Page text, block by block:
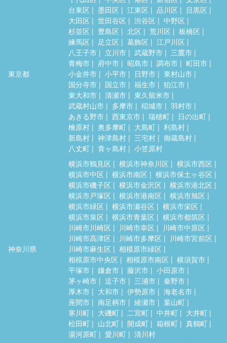
東京都
台東区
墨田区 江東区 品川区
目黒区
大田区
世田谷区 渋谷区
中野区
杉並区
豊島区 北区 荒川区
板橋区
練馬区
足立区 葛飾区
江戸川区
八王子市
立川市 武蔵野市
三鷹市
青梅市
府中市 昭島市 調布市
町田市
小金井市
小平市 日野市
東村山市
国分寺市
国立市 福生市
狛江市
東大和市
清瀬市
東久留米市
武蔵村山市
多摩市 稲城市
羽村市
あきる野市
西東京市 瑞穂町
日の出町
檜原村
奥多摩町 大島町
利島村
新島村
神津島村 三宅村
御蔵島村
八丈町
青ヶ島村 小笠原村
神奈川県
横浜市鶴見区 横浜市神奈川区
横浜市西区
横浜市中区
横浜市南区
横浜市保土ヶ谷区
横浜市磯子区
横浜市金沢区
横浜市港北区
横浜市戸塚区
横浜市港南区
横浜市旭区
横浜市緑区
横浜市瀬谷区
横浜市栄区
横浜市泉区
横浜市青葉区
横浜市都筑区
川崎市川崎区
川崎市幸区
川崎市中原区
川崎市高津区
川崎市多摩区
川崎市宮前区
川崎市麻生区
相模原市緑区
相模原市中央区
相模原市南区
横須賀市
平塚市
鎌倉市 藤沢市
小田原市
茅ヶ崎市
逗子市 三浦市
秦野市
厚木市
大和市 伊勢原市
海老名市
座間市
南足柄市 綾瀬市
葉山町
寒川町
大磯町 二宮町 中井町
大井町
松田町
山北町 開成町 箱根町
真鶴町
湯河原町
愛川町 清川村